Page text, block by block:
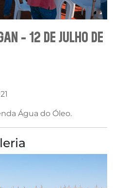
- 12 DE JULHO DE
Água do Óleo.